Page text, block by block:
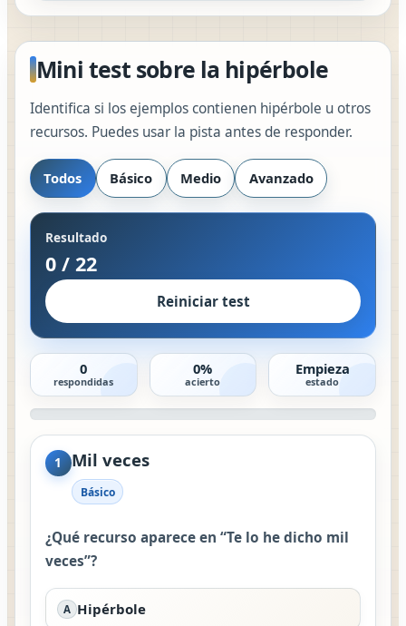
Mini test sobre la hipérbole
Identifica si los ejemplos contienen hipérbole u otros
recursos. Puedes usar la pista antes de responder.
Todos Básico Medio Avanzado
Resultado
0 / 22
Reiniciar test
0
respondidas
0%
acierto
Empieza
estado
1 Mil veces
Básico
¿Qué recurso aparece en “Te lo he dicho mil
veces”?
A Hipérbole